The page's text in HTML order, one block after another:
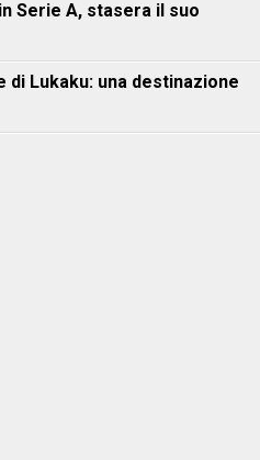
Serie A, stasera il suo
di Lukaku: una destinazione